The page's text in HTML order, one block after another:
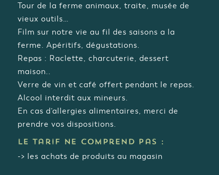
Tour de la ferme animaux, traite, musée de
vieux outils…
Film sur notre vie au fil des saisons a la
ferme. Apéritifs, dégustations.
Repas : Raclette, charcuterie, dessert
maison..
Verre de vin et café offert pendant le repas.
Alcool interdit aux mineurs.
En cas d’allergies alimentaires, merci de
prendre vos dispositions.
Le tarif ne comprend pas :
-> les achats de produits au magasin